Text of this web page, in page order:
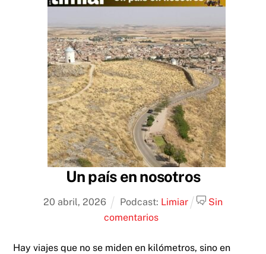
Un país en nosotros
20 abril, 2026 Podcast: Limiar
Sin
comentarios
Hay viajes que no se miden en kilómetros, sino en